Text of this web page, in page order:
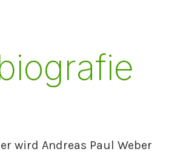
wird Andreas Paul Weber